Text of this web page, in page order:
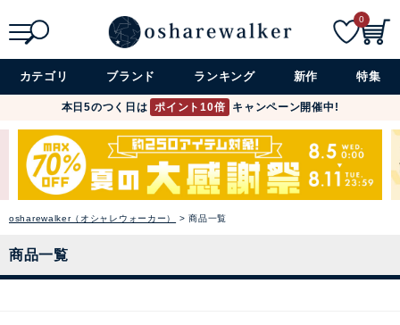
詳細検索+
0
カテゴリ ブランド ランキング 新作 特集
本日5のつく日は ポイント10倍 キャンペーン開催中!
osharewalker（オシャレウォーカー） 商品一覧
商品一覧